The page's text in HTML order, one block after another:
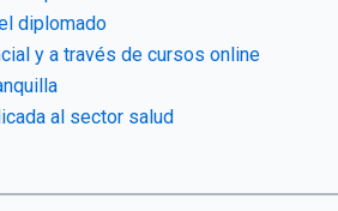
diplomado
y a través de cursos online
al sector salud